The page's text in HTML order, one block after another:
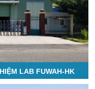
LAB FUWAH-HK